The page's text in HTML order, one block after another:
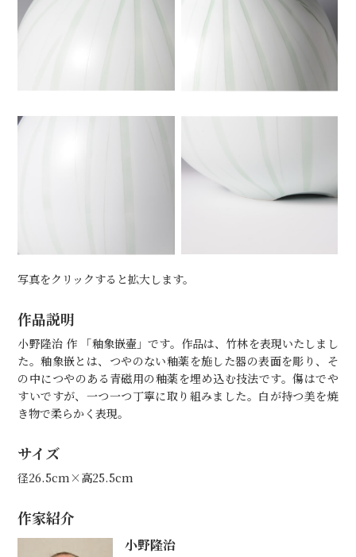
写真をクリックすると拡大します。
作品説明
小野隆治 作 「釉象嵌壷」です。作品は、竹林を表現いたしまし
た。釉象嵌とは、つやのない釉薬を施した器の表面を彫り、そ
の中につやのある青磁用の釉薬を埋め込む技法です。傷はでや
すいですが、一つ一つ丁寧に取り組みました。白が持つ美を焼
き物で柔らかく表現。
サイズ
径26.5cm×高25.5cm
作家紹介
小野隆治